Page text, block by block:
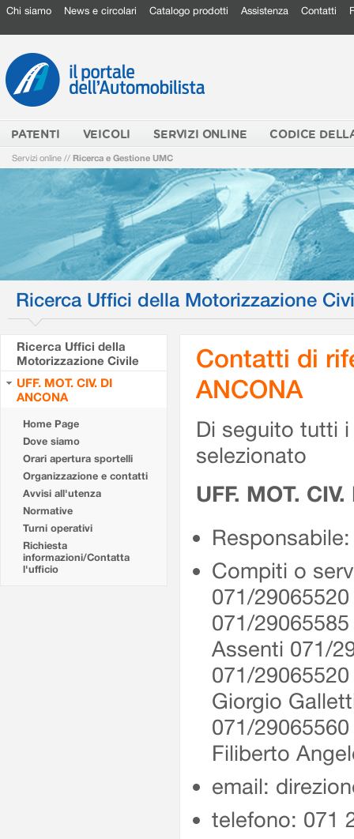
Chi siamo News e circolari Catalogo prodotti Assistenza Contatti
PATENTI VEICOLI SERVIZI ONLINE CODICE
Servizi online // Ricerca e Gestione UMC
Ricerca Uffici della Motorizzazione
Ricerca Uffici della
Motorizzazione Civile
UFF. MOT. CIV. DI
ANCONA
Home Page
Dove siamo
Orari apertura sportelli
Organizzazione e contatti
Avvisi all'utenza
Normative
Turni operativi
Richiesta
informazioni/Contatta
l'ufficio
Contatti di
ANCONA
Di seguito tutti
selezionato
UFF. MOT.
Compiti o
071/
071/
Assenti 071/
071/
Giorgio
071/
Filiberto
email:
telefono: 071